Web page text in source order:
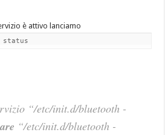
è attivo lanciamo
“/etc/init.d/bluetooth -
“/etc/init.d/bluetooth -